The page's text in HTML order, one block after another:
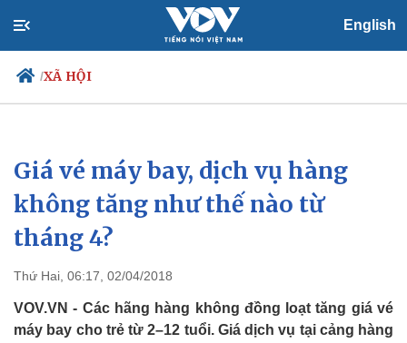
English
/XÃ HỘI
Chính trị
Đảng
Tổ chức nhân sự
Quốc hội
Nhận diện sự thật
Xã hội
Tin 24h
Dự báo thời tiết
Giá vé máy bay, dịch vụ hàng
không tăng như thế nào từ
tháng 4?
Thứ Hai, 06:17, 02/04/2018
VOV.VN - Các hãng hàng không đồng loạt tăng giá vé
máy bay cho trẻ từ 2–12 tuổi. Giá dịch vụ tại cảng hàng